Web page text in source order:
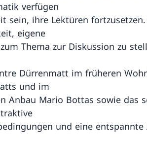
verfügen
sein, ihre Lektüren
eigene
Thema zur Diskussion zu
Dürrenmatt im früheren
und im
Anbau Mario Bottas sowie das
und eine